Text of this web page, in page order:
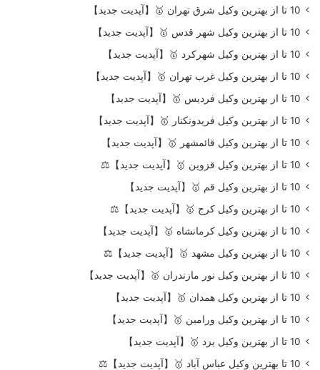
10 تا از بهترین وکیل شرق تهران 🥇【آپدیت جدید】
10 تا از بهترین وکیل شهر قدس 🥇【آپدیت جدید】
10 تا از بهترین وکیل شهرکرد 🥇【آپدیت جدید】
10 تا از بهترین وکیل غرب تهران 🥇【آپدیت جدید】
10 تا از بهترین وکیل فردیس 🥇【آپدیت جدید】
10 تا از بهترین وکیل فریدونکنار 🥇【آپدیت جدید】
10 تا از بهترین وکیل قائمشهر 🥇【آپدیت جدید】
10 تا از بهترین وکیل قزوین 🥇【آپدیت جدید】⚖️
10 تا از بهترین وکیل قم 🥇【آپدیت جدید】
10 تا از بهترین وکیل کرج 🥇【آپدیت جدید】⚖️
10 تا از بهترین وکیل کرمانشاه 🥇【آپدیت جدید】
10 تا از بهترین وکیل مشهد 🥇【آپدیت جدید】⚖️
10 تا از بهترین وکیل نور مازندران 🥇【آپدیت جدید】
10 تا از بهترین وکیل همدان 🥇【آپدیت جدید】
10 تا از بهترین وکیل ورامین 🥇【آپدیت جدید】
10 تا از بهترین وکیل یزد 🥇【آپدیت جدید】
10 تا بهترین وکیل عباس آباد 🥇【آپدیت جدید】⚖️